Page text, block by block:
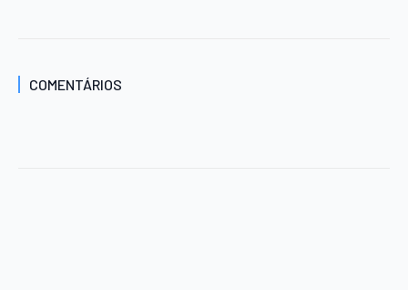
COMENTÁRIOS